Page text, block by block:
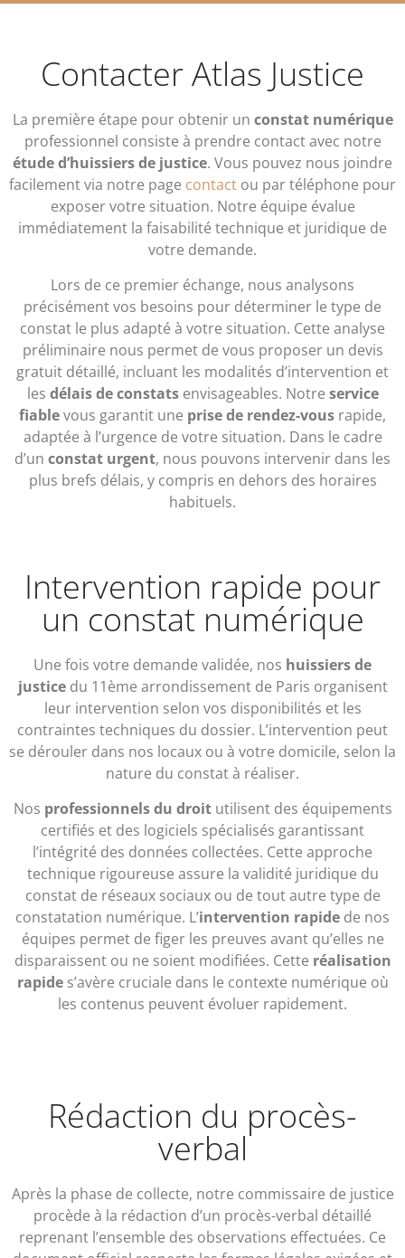
Contacter Atlas Justice
La première étape pour obtenir un constat numérique
professionnel consiste à prendre contact avec notre
étude d’huissiers de justice. Vous pouvez nous joindre
facilement via notre page contact ou par téléphone pour
exposer votre situation. Notre équipe évalue
immédiatement la faisabilité technique et juridique de
votre demande.
Lors de ce premier échange, nous analysons
précisément vos besoins pour déterminer le type de
constat le plus adapté à votre situation. Cette analyse
préliminaire nous permet de vous proposer un devis
gratuit détaillé, incluant les modalités d’intervention et
les délais de constatsenvisageables. Notre service
fiablevous garantit une prise de rendez-vous rapide,
adaptée à l’urgence de votre situation. Dans le cadre
d’un constat urgent, nous pouvons intervenir dans les
plus brefs délais, y compris en dehors des horaires
habituels.
Intervention rapide pour
un constat numérique
Une fois votre demande validée, nos huissiers de
justicedu 11ème arrondissement de Paris organisent
leur intervention selon vos disponibilités et les
contraintes techniques du dossier. L’intervention peut
se dérouler dans nos locaux ou à votre domicile, selon la
nature du constat à réaliser.
Nos professionnels du droitutilisent des équipements
certifiés et des logiciels spécialisés garantissant
l’intégrité des données collectées. Cette approche
technique rigoureuse assure la validité juridique du
constat de réseaux sociaux ou de tout autre type de
constatation numérique. L’intervention rapide de nos
équipes permet de figer les preuves avant qu’elles ne
disparaissent ou ne soient modifiées. Cette réalisation
rapides’avère cruciale dans le contexte numérique où
les contenus peuvent évoluer rapidement.
Rédaction du procès-
verbal
Après la phase de collecte, notre commissaire de justice
procède à la rédaction d’un procès-verbal détaillé
reprenant l’ensemble des observations effectuées. Ce